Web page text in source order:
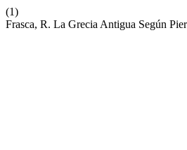
(1)
Frasca, R. La Grecia Antigua Según